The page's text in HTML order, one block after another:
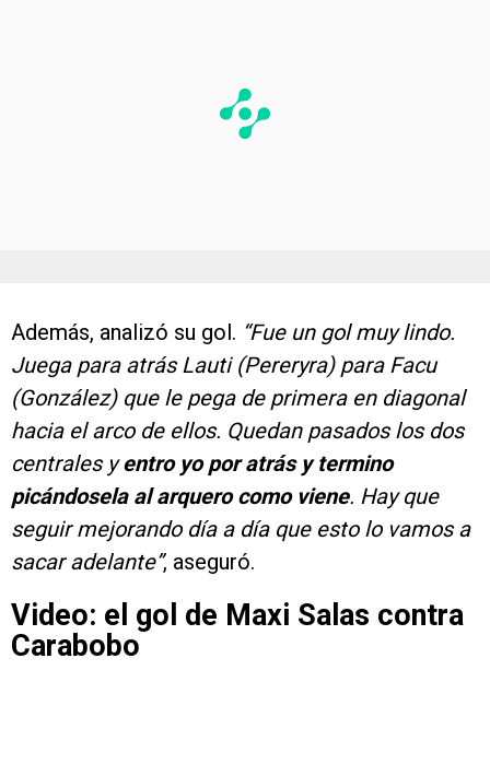
Además, analizó su gol. “Fue un gol muy lindo.
Juega para atrás Lauti (Pereryra) para Facu
(González) que le pega de primera en diagonal
hacia el arco de ellos. Quedan pasados los dos
centrales yentro yo por atrás y termino
picándosela al arquero como viene. Hay que
seguir mejorando día a día que esto lo vamos a
sacar adelante”, aseguró.
Video: el gol de Maxi Salas contra
Carabobo